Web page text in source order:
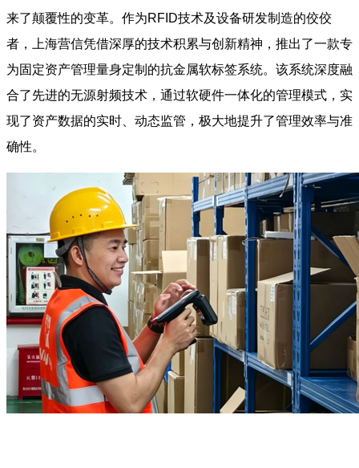
来了颠覆性的变革。作为RFID技术及设备研发制造的佼佼
者，上海营信凭借深厚的技术积累与创新精神，推出了一款专
为固定资产管理量身定制的抗金属软标签系统。该系统深度融
合了先进的无源射频技术，通过软硬件一体化的管理模式，实
现了资产数据的实时、动态监管，极大地提升了管理效率与准
确性。